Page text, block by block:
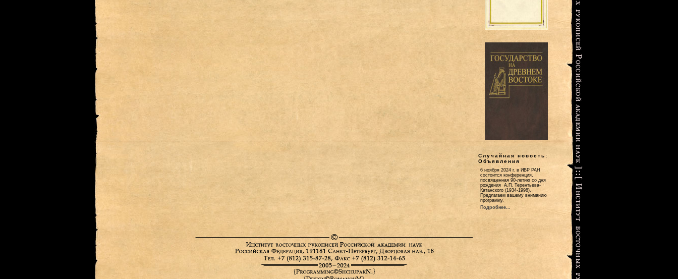
Случайная новость:
Объявления
6 ноября 2024 г. в ИВР РАН
состоится конференция,
посвященная 90-летию со дня
рождения А.П. Терентьева-
Катанского (1934-1998).
Предлагаем вашему вниманию
программу.
Подробнее...